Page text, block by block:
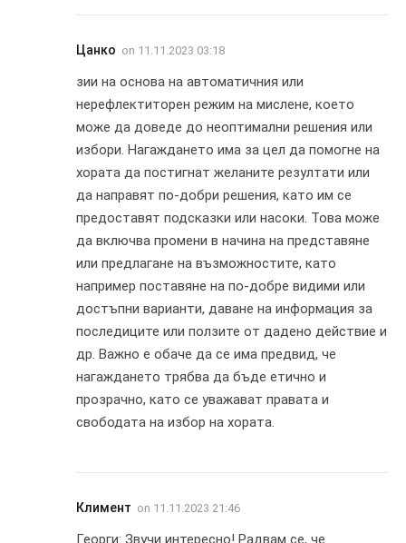
Цанко on 11.11.2023 03:18
зии на основа на автоматичния или
нерефлектиторен режим на мислене, което
може да доведе до неоптимални решения или
избори. Нагаждането има за цел да помогне на
хората да постигнат желаните резултати или
да направят по-добри решения, като им се
предоставят подсказки или насоки. Това може
да включва промени в начина на представяне
или предлагане на възможностите, като
например поставяне на по-добре видими или
достъпни варианти, даване на информация за
последиците или ползите от дадено действие и
др. Важно е обаче да се има предвид, че
нагаждането трябва да бъде етично и
прозрачно, като се уважават правата и
свободата на избор на хората.
Климент on 11.11.2023 21:46
Георги: Звучи интересно! Радвам се, че